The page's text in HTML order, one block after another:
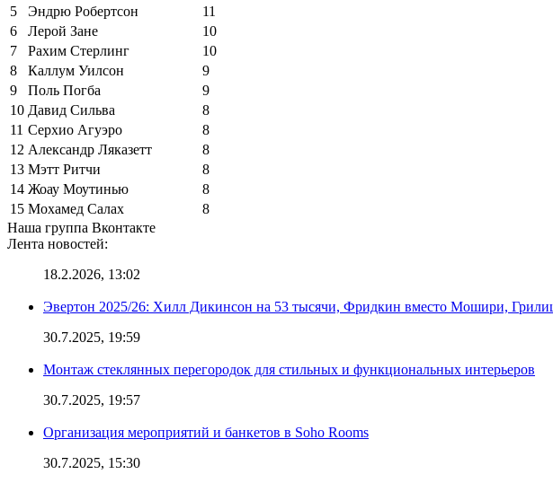
5
Эндрю Робертсон
11
6
Лерой Зане
10
7
Рахим Стерлинг
10
8
Каллум Уилсон
9
9
Поль Погба
9
10 Давид Сильва
8
11 Серхио Агуэро
8
12 Александр Ляказетт
8
13 Мэтт Ритчи
8
14 Жоау Моутинью
8
15 Мохамед Салах
8
Наша группа Вконтакте
Лента новостей:
18.2.2026, 13:02
Эвертон 2025/26: Хилл Дикинсон на 53 тысячи, Фридкин вместо Мошири,
30.7.2025, 19:59
Монтаж стеклянных перегородок для стильных и функциональных интерьеров
30.7.2025, 19:57
Организация мероприятий и банкетов в Soho Rooms
30.7.2025, 15:30